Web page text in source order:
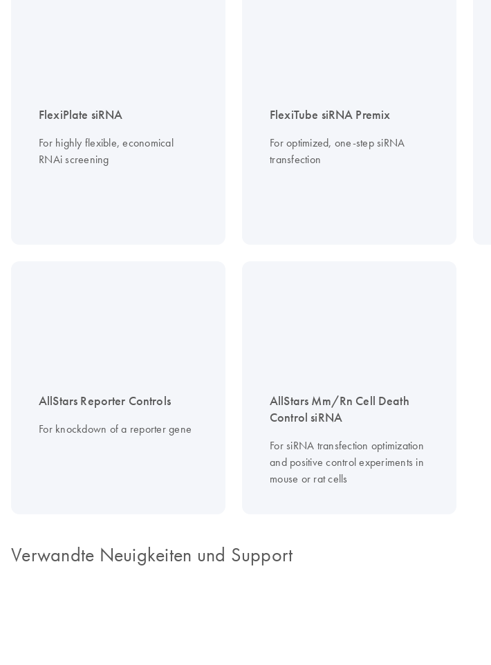
FlexiPlate siRNA
For highly flexible, economical
RNAi screening
FlexiTube siRNA Premix
For optimized, one-step siRNA
transfection
AllStars Reporter Controls
For knockdown of a reporter gene
AllStars Mm/Rn Cell Death
Control siRNA
For siRNA transfection optimization
and positive control experiments in
mouse or rat cells
Verwandte Neuigkeiten und Support